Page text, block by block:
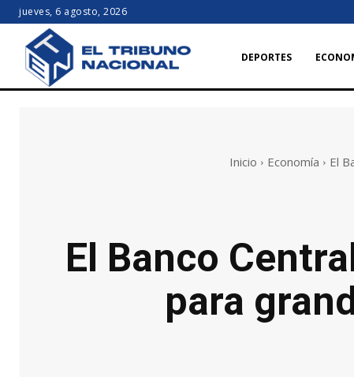
jueves, 6 agosto, 2026
DEPORTES
Inicio Economía El
El Banco
para